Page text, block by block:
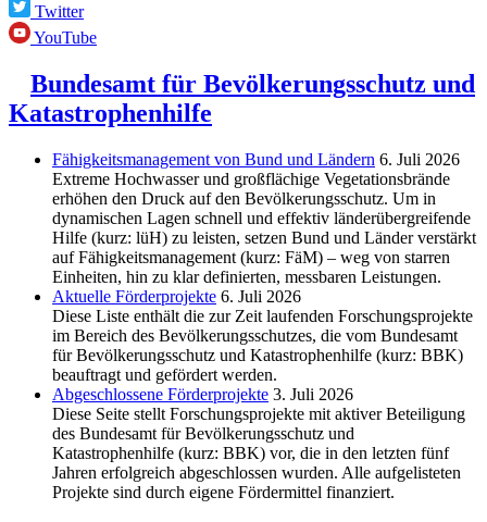
Twitter
YouTube
Bundesamt für Bevölkerungsschutz und
Katastrophenhilfe
Fähigkeitsmanagement von Bund und Ländern 6. Juli 2026
Extreme Hochwasser und großflächige Vegetationsbrände
erhöhen den Druck auf den Bevölkerungsschutz. Um in
dynamischen Lagen schnell und effektiv länderübergreifende
Hilfe (kurz: lüH) zu leisten, setzen Bund und Länder verstärkt
auf Fähigkeitsmanagement (kurz: FäM) – weg von starren
Einheiten, hin zu klar definierten, messbaren Leistungen.
Aktuelle Förderprojekte 6. Juli 2026
Diese Liste enthält die zur Zeit laufenden Forschungsprojekte
im Bereich des Be­völkerungs­schutzes, die vom Bundesamt
für Bevölkerungsschutz und Katastrophenhilfe (kurz: BBK)
beauftragt und gefördert werden.
Abgeschlos­sene Förderprojekte 3. Juli 2026
Diese Seite stellt Forschungsprojekte mit aktiver Beteiligung
des Bundesamt für Bevölkerungsschutz und
Katastrophenhilfe (kurz: BBK) vor, die in den letzten fünf
Jahren erfolgreich abgeschlossen wurden. Alle aufgelisteten
Projekte sind durch eigene Fördermittel finanziert.